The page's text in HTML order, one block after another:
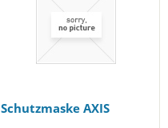
Schutzmaske AXIS